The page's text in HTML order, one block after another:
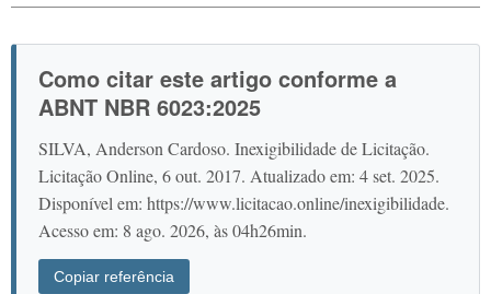
Como citar este artigo conforme a
ABNT NBR 6023:2025
SILVA, Anderson Cardoso. Inexigibilidade de Licitação.
Licitação Online, 6 out. 2017. Atualizado em: 4 set. 2025.
Disponível em: https://www.licitacao.online/inexigibilidade.
Acesso em: 8 ago. 2026, às 04h26min.
Copiar referência